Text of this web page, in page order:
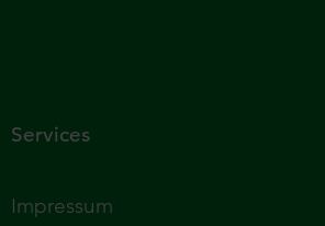
Services
Impressum